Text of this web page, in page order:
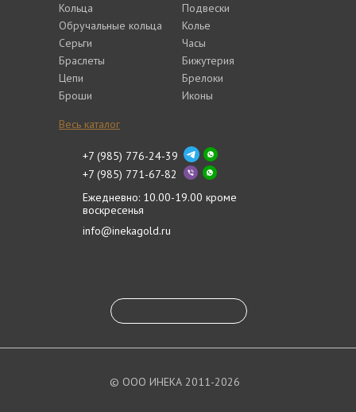
Кольца
Обручальные кольца
Серьги
Браслеты
Цепи
Броши
Подвески
Колье
Часы
Бижутерия
Брелоки
Иконы
Весь каталог
+7 (985) 776-24-39
+7 (985) 771-67-82
Ежедневно: 10.00-19.00 кроме
воскресенья
info@inekagold.ru
© ООО ИНЕКА 2011-2026